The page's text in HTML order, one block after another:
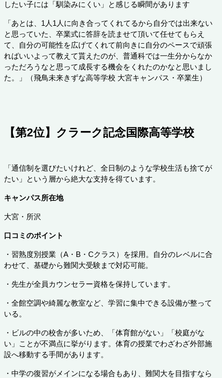
したい子には「馴染みにくい」と感じる瞬間があります
「あとは、1人1人に向き合ってくれてるから自分では出来ない
と思っていた、卒業式に答辞を読ませて頂いて任せてもらえ
て、自分の可能性を広げてくれて前向きに自分のペースで頑張
ればいいよって教えて貰えたのが、普通科では一生分からなか
っただろうなと思って成長する機会をくれたのかなと思いまし
た。」（飛鳥未来きずな高等学校 大宮キャンパス・卒業生）
【第2位】クラーク記念国際高等学校
「通信制を選びたいけれど、全日制のような学校生活も捨てが
たい」という層から絶大な支持を得ています。
キャンパス所在地
大宮・所沢
口コミのポイント
・習熟度別授業（A・B・Cクラス）を採用。自分のレベルに合
わせて、基礎から難関大受験まで対応可能。
・先生が全員カウンセラー資格を保持しています。
・全館空調や綺麗な教室など、学習に集中できる設備が整って
いる。
・ビルの中の校舎が多いため、「体育館がない」「校庭がな
い」ことが不満点に挙がります。体育の授業でわざわざ外部施
設へ移動する手間があります。
・中学の復習がメインになる場合もあり、難関大を目指すなら